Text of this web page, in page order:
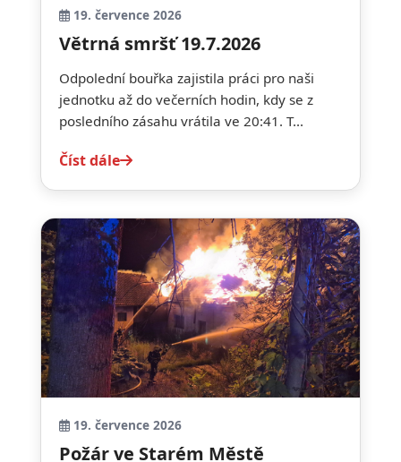
19. července 2026
Větrná smršť 19.7.2026
Odpolední bouřka zajistila práci pro naši
jednotku až do večerních hodin, kdy se z
posledního zásahu vrátila ve 20:41. T...
Číst dále
19. července 2026
Požár ve Starém Městě